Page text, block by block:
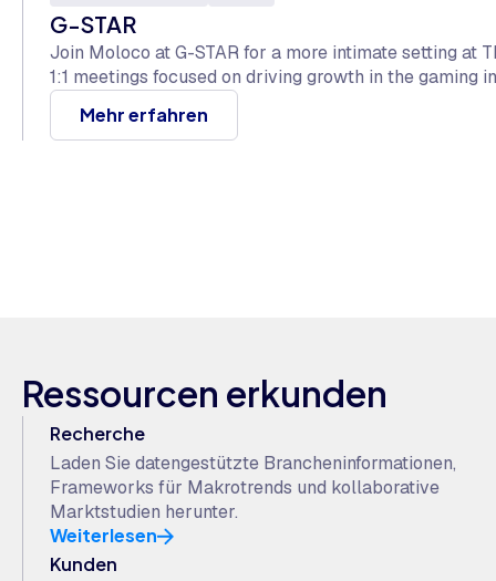
G-STAR
Join Moloco at G-STAR for a more intimate setting at
1:1 meetings focused on driving growth in the gaming
Mehr erfahren
Ressourcen erkunden
Recherche
Laden Sie datengestützte Brancheninformationen,
Frameworks für Makrotrends und kollaborative
Marktstudien herunter.
Weiterlesen
Kunden